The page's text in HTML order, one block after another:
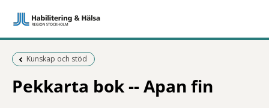
Föregående sida:
Kunskap och stöd
Pekkarta bok -- Apan fin